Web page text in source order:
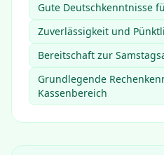
Gute Deutschkenntnisse
Zuverlässigkeit und
Bereitschaft zur
Grundlegende
Kassenbereich